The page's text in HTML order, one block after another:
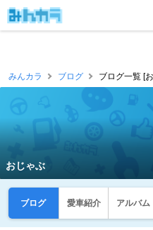
みんカラ ブログ ブログ一覧 [
おじゃぶ
ブログ 愛車紹介 アルバム